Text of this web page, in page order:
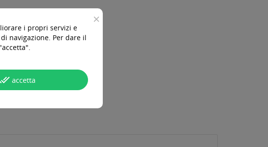
×
i propri servizi e
navigazione. Per dare il
accetta